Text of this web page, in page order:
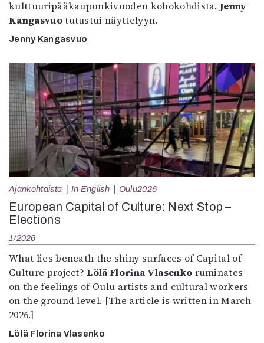
kulttuuripääkaupunkivuoden kohokohdista.Jenny
Kangasvuotutustui näyttelyyn.
Jenny Kangasvuo
Ajankohtaista In English Oulu2026
European Capital of Culture: Next Stop –
Elections
1/2026
What lies beneath the shiny surfaces of Capital of
Culture project?Lölä Florina Vlasenko ruminates
on the feelings of Oulu artists and cultural workers
on the ground level. [The article is written in March
2026.]
Lölä Florina Vlasenko